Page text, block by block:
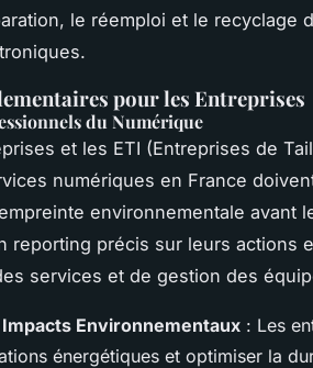
le réemploi et le recyclage
pour les Entreprises
du Numérique
et les ETI (Entreprises de
numériques en France
environnementale avant
reporting précis sur leurs actions
services et de gestion des
Environnementaux : Les
énergétiques et optimiser la